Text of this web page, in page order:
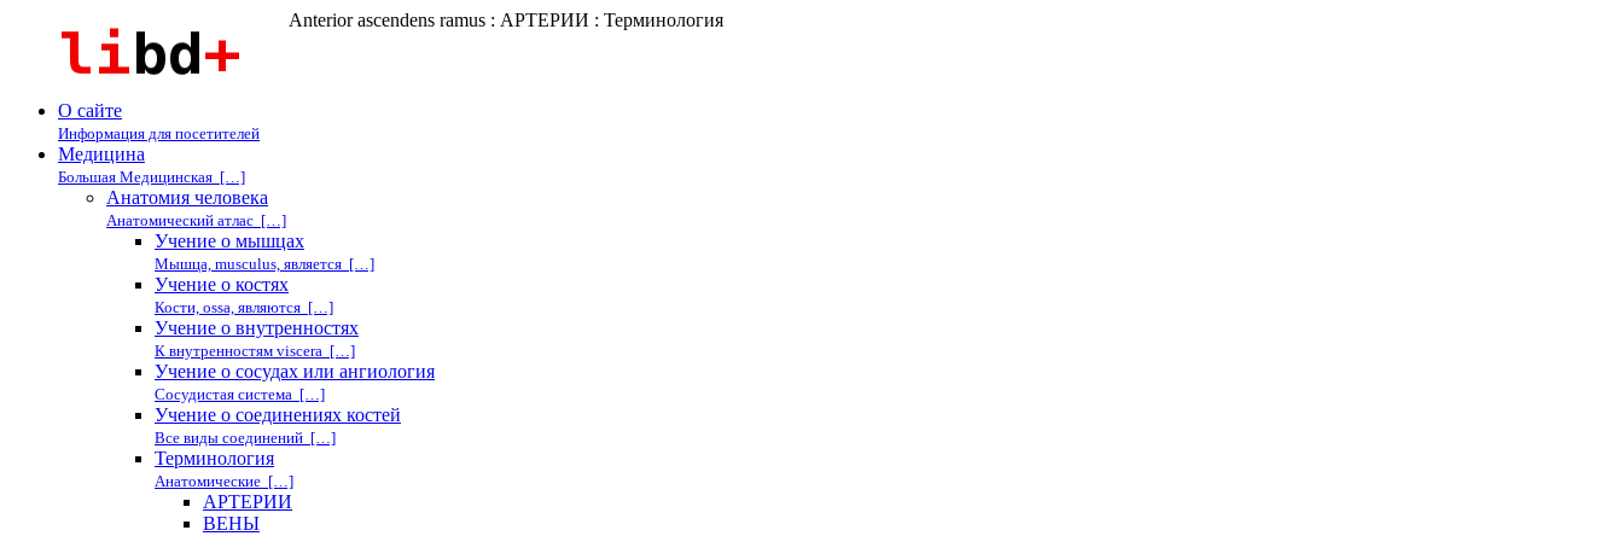
Anterior ascendens ramus : АРТЕРИИ : Терминология
О сайте
Информация для посетителей
Медицина
Большая Медицинская […]
Анатомия человека
Анатомический атлас […]
Учение о мышцах
Мышца, musculus, является […]
Учение о костях
Кости, ossa, являются […]
Учение о внутренностях
К внутренностям viscera […]
Учение о сосудах или ангиология
Сосудистая система […]
Учение о соединениях костей
Все виды соединений […]
Терминология
Анатомические […]
АРТЕРИИ
ВЕНЫ